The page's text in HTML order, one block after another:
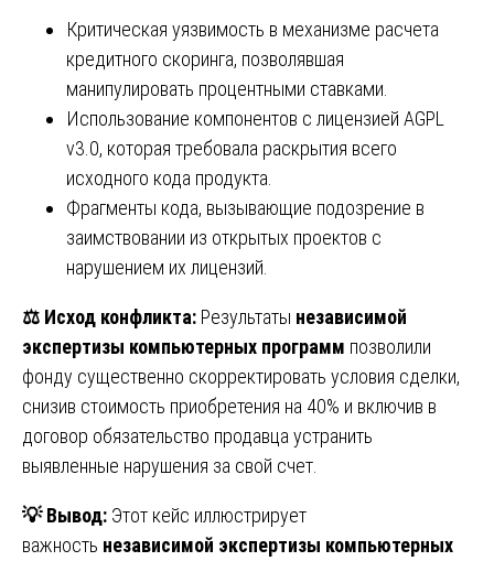
Критическая уязвимость в механизме расчета
кредитного скоринга, позволявшая
манипулировать процентными ставками.
Использование компонентов с лицензией AGPL
v3.0, которая требовала раскрытия всего
исходного кода продукта.
Фрагменты кода, вызывающие подозрение в
заимствовании из открытых проектов с
нарушением их лицензий.
⚖️ Исход конфликта: Результаты независимой
экспертизы компьютерных программ позволили
фонду существенно скорректировать условия сделки,
снизив стоимость приобретения на 40% и включив в
договор обязательство продавца устранить
выявленные нарушения за свой счет.
💡Вывод: Этот кейс иллюстрирует
важность независимой экспертизы компьютерных